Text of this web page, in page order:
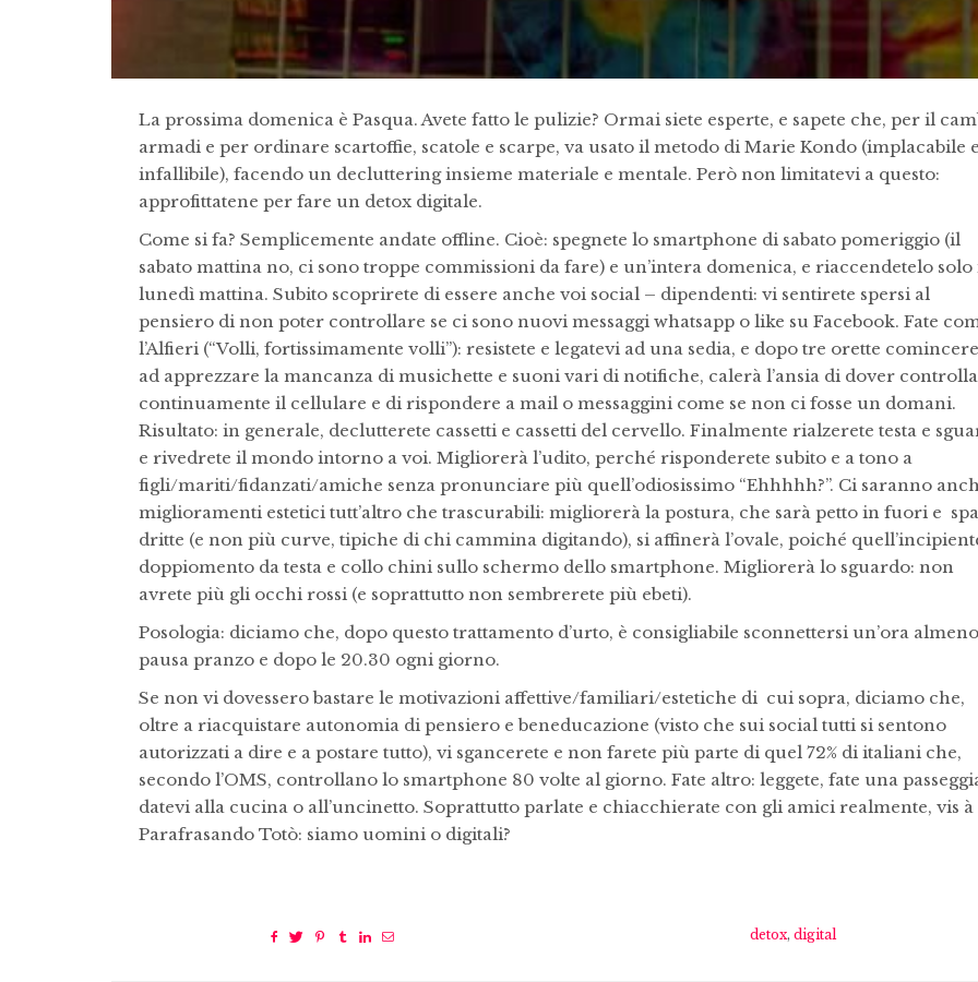
La prossima domenica è Pasqua. Avete fatto le pulizie? Ormai siete esperte, e sapete che, per il
armadi e per ordinare scartoffie, scatole e scarpe, va usato il metodo di Marie Kondo (implacabile
infallibile), facendo un decluttering insieme materiale e mentale. Però non limitatevi a questo:
approfittatene per fare un detox digitale.
Come si fa? Semplicemente andate offline. Cioè: spegnete lo smartphone di sabato pomeriggio (il
sabato mattina no, ci sono troppe commissioni da fare) e un’intera domenica, e riaccendetelo solo
lunedì mattina. Subito scoprirete di essere anche voi social – dipendenti: vi sentirete spersi al
pensiero di non poter controllare se ci sono nuovi messaggi whatsapp o like su Facebook. Fate
l’Alfieri (“Volli, fortissimamente volli”): resistete e legatevi ad una sedia, e dopo tre orette
ad apprezzare la mancanza di musichette e suoni vari di notifiche, calerà l’ansia di dover
continuamente il cellulare e di rispondere a mail o messaggini come se non ci fosse un domani.
Risultato: in generale, declutterete cassetti e cassetti del cervello. Finalmente rialzerete testa e
e rivedrete il mondo intorno a voi. Migliorerà l’udito, perché risponderete subito e a tono a
figli/mariti/fidanzati/amiche senza pronunciare più quell’odiosissimo “Ehhhhh?”. Ci saranno
miglioramenti estetici tutt’altro che trascurabili: migliorerà la postura, che sarà petto in fuori e
dritte (e non più curve, tipiche di chi cammina digitando), si affinerà l’ovale, poiché
doppiomento da testa e collo chini sullo schermo dello smartphone. Migliorerà lo sguardo: non
avrete più gli occhi rossi (e soprattutto non sembrerete più ebeti).
Posologia: diciamo che, dopo questo trattamento d’urto, è consigliabile sconnettersi un’ora
pausa pranzo e dopo le 20.30 ogni giorno.
Se non vi dovessero bastare le motivazioni affettive/familiari/estetiche di cui sopra, diciamo che,
oltre a riacquistare autonomia di pensiero e beneducazione (visto che sui social tutti si sentono
autorizzati a dire e a postare tutto), vi sgancerete e non farete più parte di quel 72% di italiani che,
secondo l’OMS, controllano lo smartphone 80 volte al giorno. Fate altro: leggete, fate una
datevi alla cucina o all’uncinetto. Soprattutto parlate e chiacchierate con gli amici realmente, vis à
Parafrasando Totò: siamo uomini o digitali?
detox, digital